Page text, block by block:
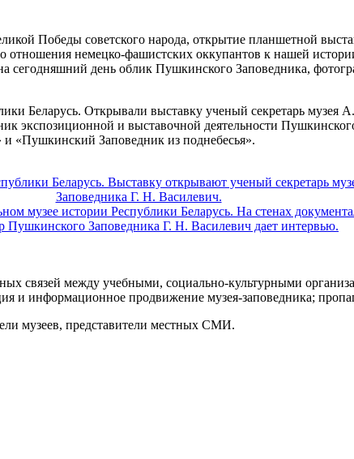
Победы советского народа, открытие планшетной
отношения немецко-фашистских оккупантов к нашей
сегодняшний день облик Пушкинского Заповедника,
Беларусь. Открывали выставку ученый секретарь
экспозиционной и выставочной деятельности
«Пушкинский Заповедник из поднебесья».
связей между учебными, социально-культурными
и информационное продвижение музея-заповедника;
музеев, представители местных СМИ.